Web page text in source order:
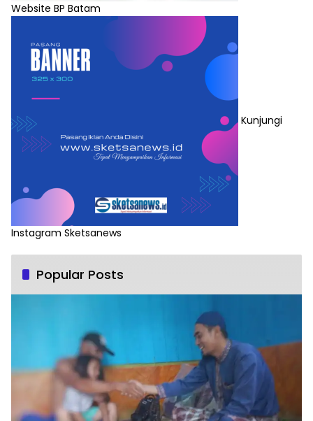
Website BP Batam
Kunjungi
Instagram Sketsanews
Popular Posts